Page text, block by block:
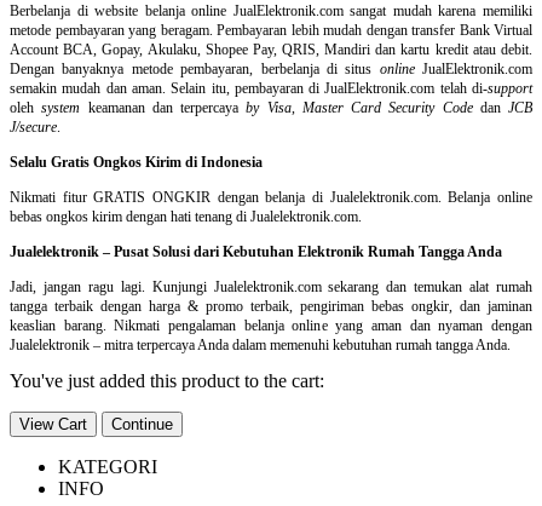
Berbelanja diwebsite belanja online JualElektronik.com sangat mudah karena memiliki
metode pembayaran yang beragam. Pembayaran lebih mudah dengan transfer Bank Virtual
Account BCA, Gopay, Akulaku, Shopee Pay, QRIS, Mandiri dan kartu kredit atau debit.
Dengan banyaknya metode pembayaran, berbelanja di situs onlineJualElektronik.com
semakin mudah dan aman. Selain itu, pembayaran di JualElektronik.com telah di-support
olehsystem keamanan dan terpercayaby Visa, Master Card Security Codedan JCB
J/secure.
Selalu Gratis Ongkos Kirim di Indonesia
Nikmati fitur GRATIS ONGKIR dengan belanja di Jualelektronik.com. Belanja online
bebas ongkos kirim dengan hati tenang di Jualelektronik.com.
Jualelektronik – Pusat Solusi dari Kebutuhan Elektronik Rumah Tangga Anda
Jadi, jangan ragu lagi. Kunjungi Jualelektronik.com sekarang dan temukan alat rumah
tangga terbaik dengan harga & promo terbaik, pengiriman bebas ongkir, dan jaminan
keaslian barang. Nikmati pengalaman belanja online yang aman dan nyaman dengan
Jualelektronik – mitra terpercaya Anda dalam memenuhi kebutuhan rumah tangga Anda.
You've just added this product to the cart:
View Cart Continue
KATEGORI
INFO